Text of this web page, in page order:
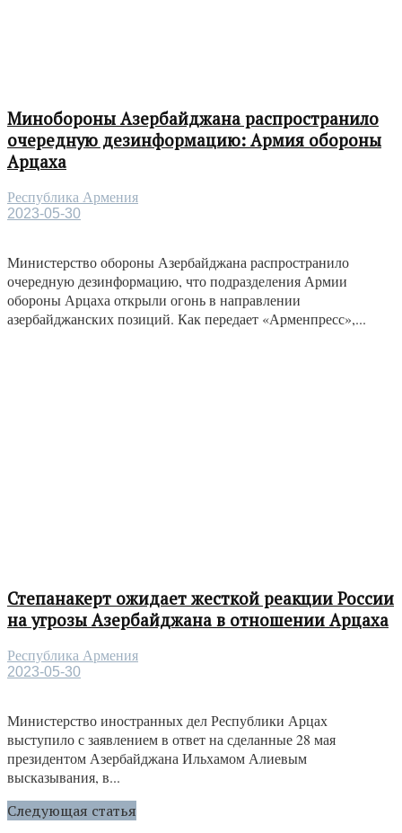
Минобороны Азербайджана распространило
очередную дезинформацию: Армия обороны
Арцаха
Республика Армения
2023-05-30
Министерство обороны Азербайджана распространило
очередную дезинформацию, что подразделения Армии
обороны Арцаха открыли огонь в направлении
азербайджанских позиций. Как передает «Арменпресс»,...
Степанакерт ожидает жесткой реакции России
на угрозы Азербайджана в отношении Арцаха
Республика Армения
2023-05-30
Министерство иностранных дел Республики Арцах
выступило с заявлением в ответ на сделанные 28 мая
президентом Азербайджана Ильхамом Алиевым
высказывания, в...
Следующая статья